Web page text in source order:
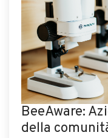
BeeAware:
della